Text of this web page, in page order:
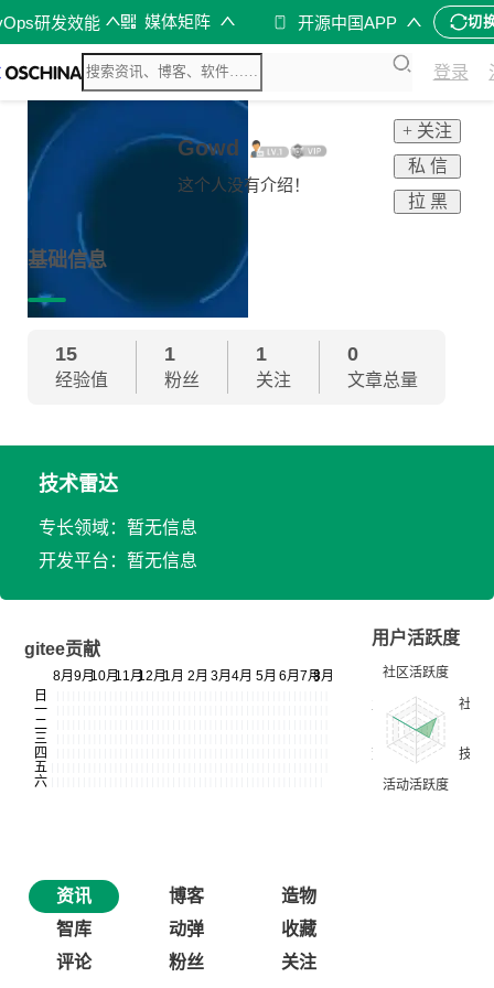
研发效能 媒体矩阵 开源中国APP 切
登录
Gowd
这个人没有介绍！
+ 关注
私 信
拉 黑
基础信息
15
经验值
1
粉丝
1
关注
0
文章总量
技术雷达
专长领域：暂无信息
开发平台：暂无信息
gitee贡献
用户活跃度
资讯 博客
造物
智库
动弹
收藏
评论
粉丝 关注